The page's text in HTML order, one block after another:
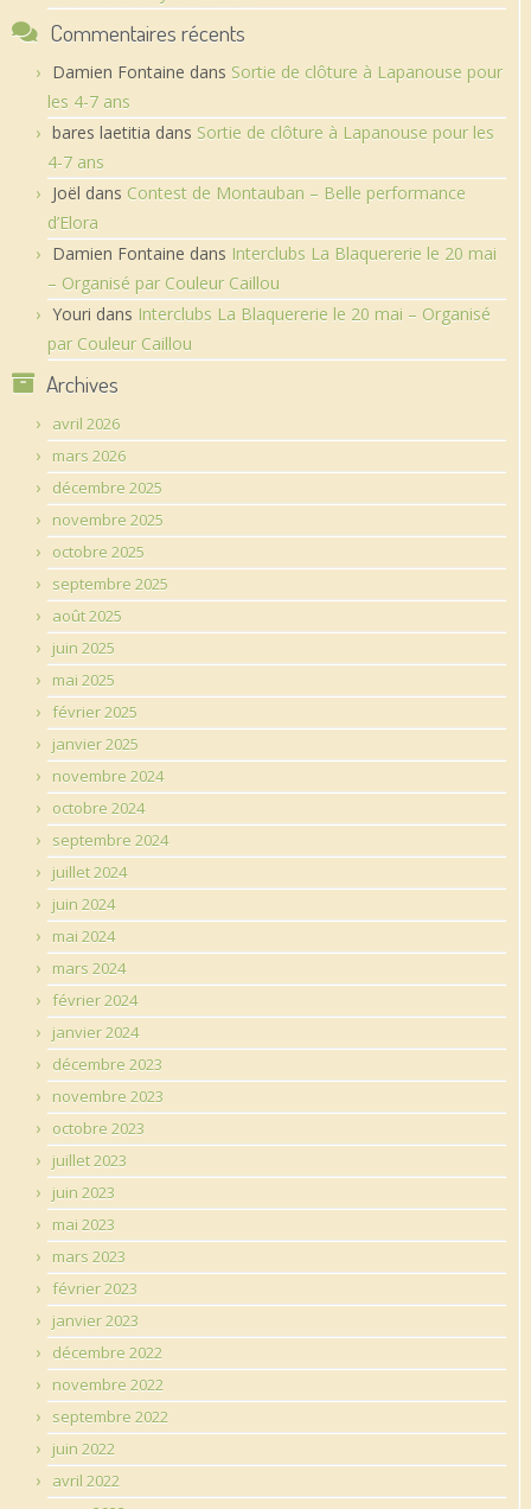
Commentaires récents
Damien Fontaine dans Sortie de clôture à Lapanouse pour
les 4-7 ans
bares laetitia dans Sortie de clôture à Lapanouse pour les
4-7 ans
Joël dans Contest de Montauban – Belle performance
d’Elora
Damien Fontaine dans Interclubs La Blaquererie le 20 mai
– Organisé par Couleur Caillou
Youri dans Interclubs La Blaquererie le 20 mai – Organisé
par Couleur Caillou
Archives
avril 2026
mars 2026
décembre 2025
novembre 2025
octobre 2025
septembre 2025
août 2025
juin 2025
mai 2025
février 2025
janvier 2025
novembre 2024
octobre 2024
septembre 2024
juillet 2024
juin 2024
mai 2024
mars 2024
février 2024
janvier 2024
décembre 2023
novembre 2023
octobre 2023
juillet 2023
juin 2023
mai 2023
mars 2023
février 2023
janvier 2023
décembre 2022
novembre 2022
septembre 2022
juin 2022
avril 2022